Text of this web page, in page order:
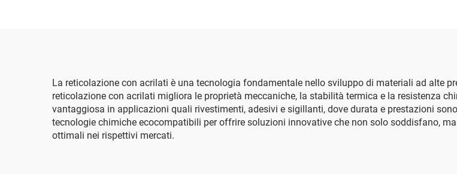
La reticolazione con acrilati è una tecnologia fondamentale nello sviluppo di materiali ad alte
reticolazione con acrilati migliora le proprietà meccaniche, la stabilità termica e la resistenza
vantaggiosa in applicazioni quali rivestimenti, adesivi e sigillanti, dove durata e prestazioni
tecnologie chimiche ecocompatibili per offrire soluzioni innovative che non solo soddisfano,
ottimali nei rispettivi mercati.